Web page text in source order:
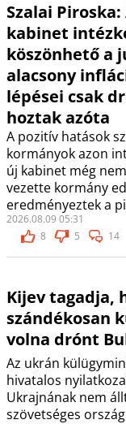
Szalai
kabinet
köszönhető a
alacsony
lépései csak
hoztak azóta
A pozitív hatások
kormányok azon
új kabinet még
vezette kormány
eredményeztek a
2026.08.09 05:31
8
5 14
Kijev tagadja,
szándékosan
volna drónt
Az ukrán
hivatalos
Ukrajnának nem
szövetséges